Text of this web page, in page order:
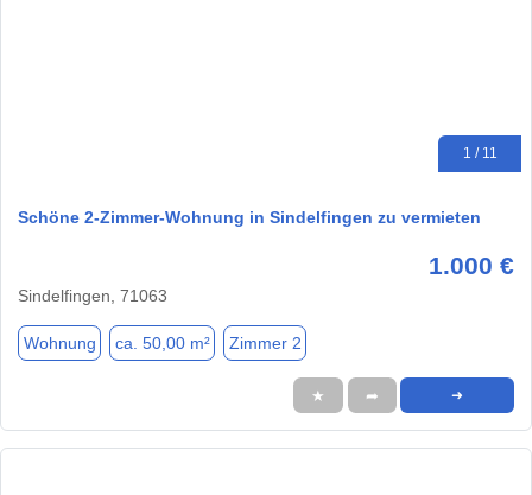
1 / 11
Schöne 2-Zimmer-Wohnung in Sindelfingen zu vermieten
1.000 €
Sindelfingen, 71063
Wohnung ca. 50,00 m² Zimmer 2
★ ➦ ➜